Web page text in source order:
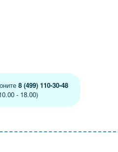
8 (499) 110-30-48
- 18.00)